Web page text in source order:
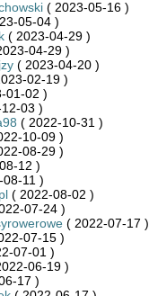
( 2023-05-16 )
05-04 )
( 2023-04-29 )
04-29 )
( 2023-04-20 )
02-19 )
01-02 )
03 )
( 2022-10-31 )
10-09 )
08-29 )
12 )
11 )
( 2022-08-02 )
07-24 )
( 2022-07-17 )
07-15 )
07-01 )
06-19 )
17 )